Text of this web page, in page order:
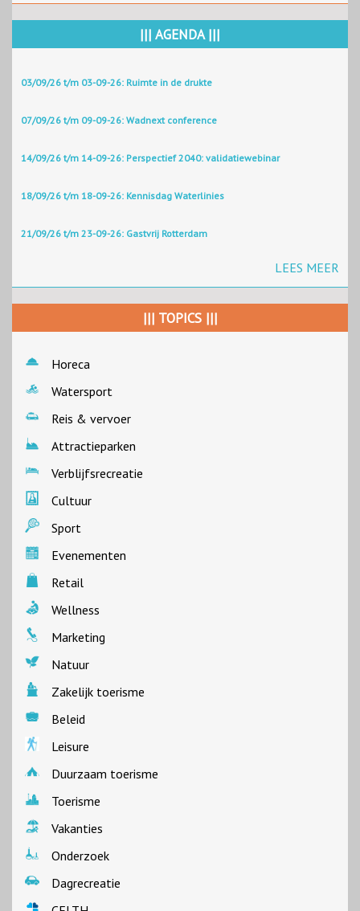
||| AGENDA |||
03/09/26 t/m 03-09-26: Ruimte in de drukte
07/09/26 t/m 09-09-26: Wadnext conference
14/09/26 t/m 14-09-26: Perspectief 2040: validatiewebinar
18/09/26 t/m 18-09-26: Kennisdag Waterlinies
21/09/26 t/m 23-09-26: Gastvrij Rotterdam
LEES MEER
||| TOPICS |||
Horeca
Watersport
Reis & vervoer
Attractieparken
Verblijfsrecreatie
Cultuur
Sport
Evenementen
Retail
Wellness
Marketing
Natuur
Zakelijk toerisme
Beleid
Leisure
Duurzaam toerisme
Toerisme
Vakanties
Onderzoek
Dagrecreatie